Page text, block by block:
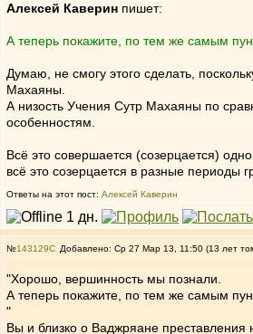
Алексей Каверин пишет:
А теперь покажите, по тем же самым
Думаю, не смогу этого сделать,
Махаяны.
А низость Учения Сутр Махаяны по
особенностям.
Всё это совершается (созерцается)
всё это созерцается в разные
Ответы на этот пост: Алексей Каверин
№143129 Добавлено: Ср 27 Мар 13, 11:50 (13 лет
"Хорошо, вершинность мы познали.
А теперь покажите, по тем же самым
"
Вы и близко о Ваджряане преставления